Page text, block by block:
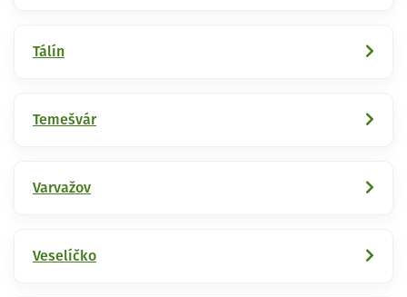
Tálín
Temešvár
Varvažov
Veselíčko